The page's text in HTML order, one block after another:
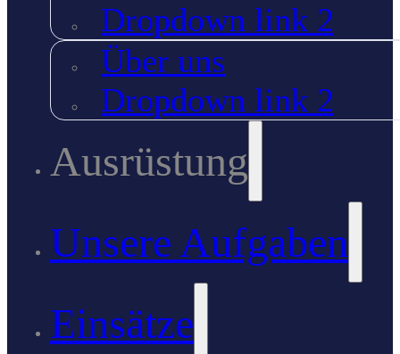
Dropdown link 2
Über uns
Dropdown link 2
Ausrüstung
Unsere Aufgaben
Einsätze